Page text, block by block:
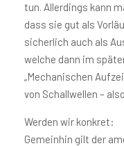
tun. Allerdings kann
dass sie gut als
sicherlich auch als
welche dann im
„Mechanischen
von Schallwellen –
Werden wir konkret:
Gemeinhin gilt der